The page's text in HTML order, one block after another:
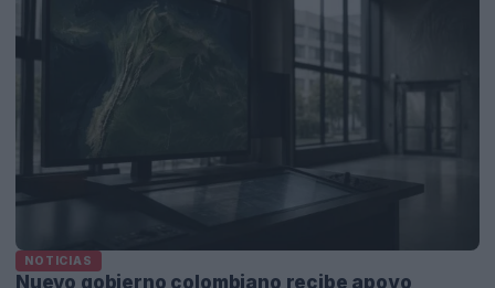
NOTICIAS
Nuevo gobierno colombiano recibe apoyo